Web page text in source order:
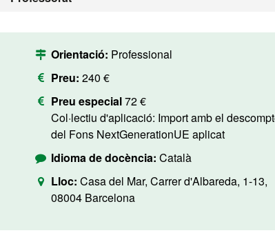
Orientació: Professional
Preu: 240 €
Preu especial72 €
Col·lectiu d'aplicació: Import amb el descompte
del Fons NextGenerationUE aplicat
Idioma de docència: Català
Lloc: Casa del Mar, Carrer d'Albareda, 1-13,
08004 Barcelona